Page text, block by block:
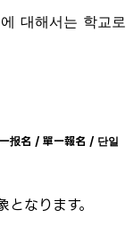
대해서는 학교로
名 / 單一報名 / 단일
なります。